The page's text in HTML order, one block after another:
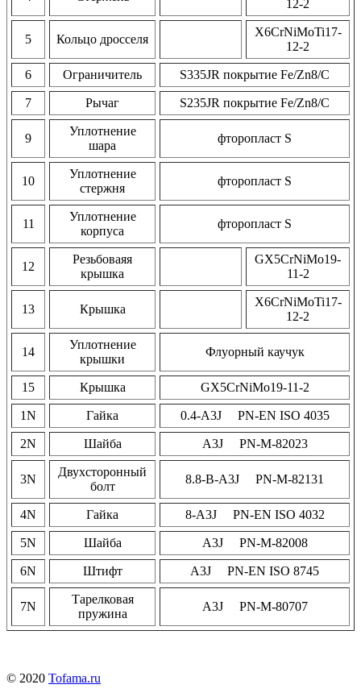
12-2
5 Кольцо дросселя
X6CrNiMoTi17-
12-2
6 Ограничитель S335JR покрытие Fe/Zn8/C
7 Рычаг S235JR покрытие Fe/Zn8/C
9
Уплотнение
шара
фторопласт S
10
Уплотнение
стержня
фторопласт S
11
Уплотнение
корпуса
фторопласт S
12
Резьбоваяя
крышка
GX5CrNiMo19-
11-2
13 Крышка
X6CrNiMoTi17-
12-2
14
Уплотнение
крышки
Флуорный каучук
15 Крышка GX5CrNiMo19-11-2
1N Гайка 0.4-A3J PN-EN ISO 4035
2N Шайба A3J PN-M-82023
3N
Двухсторонный
болт
8.8-B-A3J PN-M-82131
4N Гайка 8-A3J PN-EN ISO 4032
5N Шайба A3J PN-M-82008
6N Штифт A3J PN-EN ISO 8745
7N
Тарелковая
пружина
A3J PN-M-80707
© 2020 Tofama.ru